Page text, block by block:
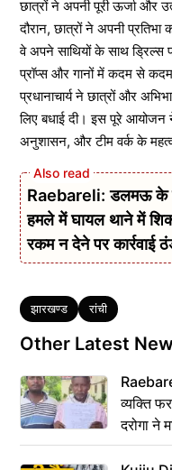
छात्रों ने अपनी पूरी ऊर्जा और
दौरान, छात्रों ने अपनी
वे अपने साथियों के साथ ड्रिल्स
प्रॉप्स और गानों में कदम से कदम
प्रधानाचार्य ने छात्रों और
लिए बधाई दी। इस पूरे
अनुशासन, और टीम वर्क के
Raebareli: डलमऊ के
हमले में घायल थाने में
रकम न देने पर कार्रवाई
Tags
झारखण्ड रांची
Other Latest
व्यक्ति
दरोगा ने
ठंडी!